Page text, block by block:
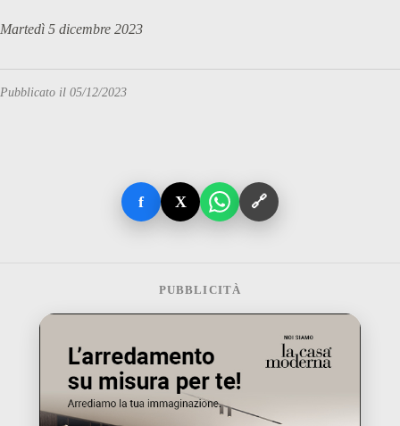
Martedì 5 dicembre 2023
Pubblicato il 05/12/2023
f X 🔗
PUBBLICITÀ